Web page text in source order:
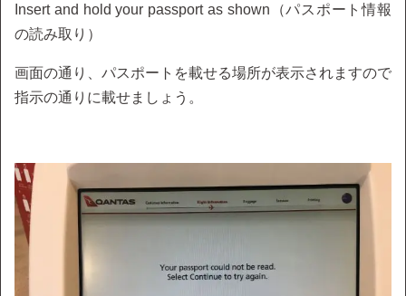
Insert and hold your passport as shown（パスポート情報
の読み取り）
画面の通り、パスポートを載せる場所が表示されますので
指示の通りに載せましょう。